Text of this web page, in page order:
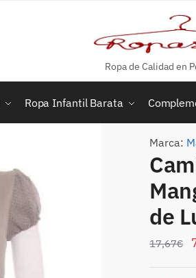
Ropa de Calidad en
Ropa Infantil Barata
Marca:
de
17,67€